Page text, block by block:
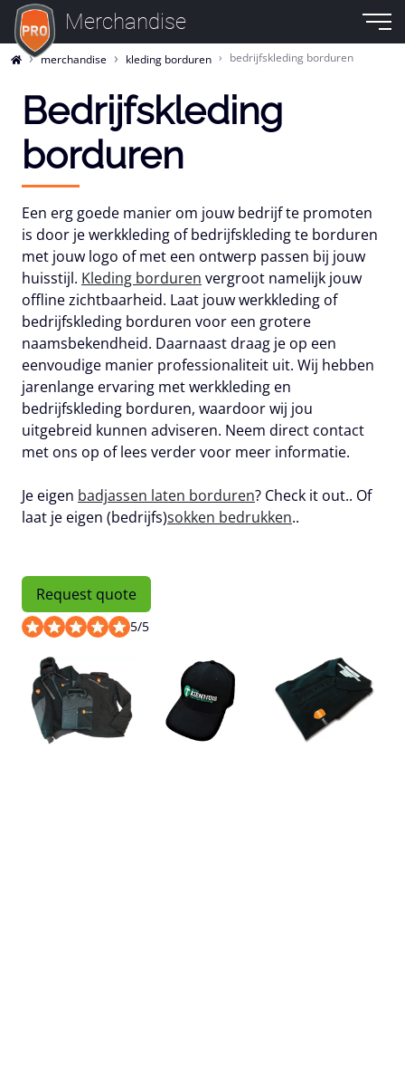
Merchandise
merchandise kleding borduren bedrijfskleding borduren
Bedrijfskleding
borduren
Een erg goede manier om jouw bedrijf te promoten
is door je werkkleding of bedrijfskleding te borduren
met jouw logo of met een ontwerp passen bij jouw
huisstijl. Kleding borduren vergroot namelijk jouw
offline zichtbaarheid. Laat jouw werkkleding of
bedrijfskleding borduren voor een grotere
naamsbekendheid. Daarnaast draag je op een
eenvoudige manier professionaliteit uit. Wij hebben
jarenlange ervaring met werkkleding en
bedrijfskleding borduren, waardoor wij jou
uitgebreid kunnen adviseren. Neem direct contact
met ons op of lees verder voor meer informatie.
Je eigen badjassen laten borduren? Check it out.. Of
laat je eigen (bedrijfs)sokken bedrukken..
Request quote
5/5